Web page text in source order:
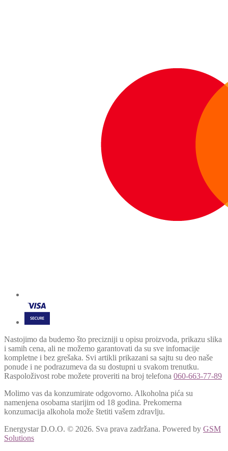
Nastojimo da budemo što precizniji u opisu proizvoda, prikazu slika
i samih cena, ali ne možemo garantovati da su sve infomacije
kompletne i bez grešaka. Svi artikli prikazani sa sajtu su deo naše
ponude i ne podrazumeva da su dostupni u svakom trenutku.
Raspoloživost robe možete proveriti na broj telefona 060-663-77-89
Molimo vas da konzumirate odgovorno. Alkoholna pića su
namenjena osobama starijim od 18 godina. Prekomerna
konzumacija alkohola može štetiti vašem zdravlju.
Energystar D.O.O. © 2026. Sva prava zadržana. Powered by GSM
Solutions